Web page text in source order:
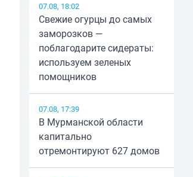
07.08, 18:02
Свежие огурцы до самых
заморозков —
поблагодарите сидераты:
используем зеленых
помощников
07.08, 17:39
В Мурманской области
капитально
отремонтируют 627 домов